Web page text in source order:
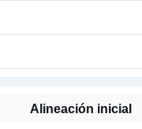
Alineación inicial